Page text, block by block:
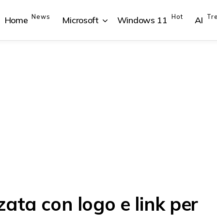
Home News Microsoft Windows 11 Hot AI
con logo e link per